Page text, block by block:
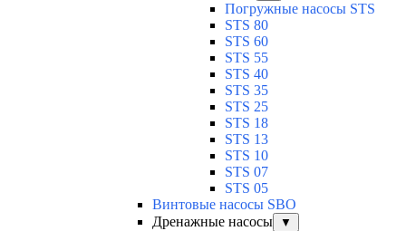
Погружные насосы STS
STS 80
STS 60
STS 55
STS 40
STS 35
STS 25
STS 18
STS 13
STS 10
STS 07
STS 05
Винтовые насосы SBO
Дренажные насосы
▼